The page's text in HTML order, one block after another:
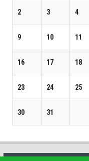
2 3 4
9 10 11
16 17 18
23 24 25
30 31